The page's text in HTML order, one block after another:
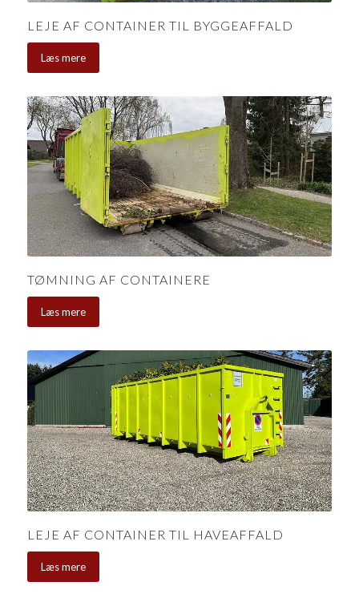
LEJE AF CONTAINER TIL BYGGEAFFALD
Læs mere
TØMNING AF CONTAINERE
Læs mere
LEJE AF CONTAINER TIL HAVEAFFALD
Læs mere